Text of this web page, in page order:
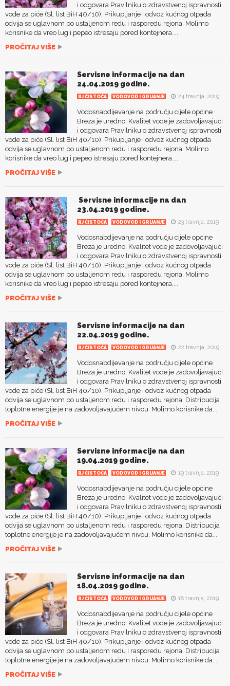
i odgovara Pravilniku o zdravstvenoj ispravnosti
vode za piće (Sl. list BiH 40/10). Prikupljanje i odvoz kućnog otpada
odvija se uglavnom po ustaljenom redu i rasporedu rejona. Molimo
korisnike da vreo lug i pepeo istresaju pored kontejnera....
PROČITAJ VIŠE
Servisne informacije na dan
24.04.2019 godine.
RJ ČISTOĆA VODOVOD I GRIJANJE 24 travnja, 2019
Vodosnabdijevanje na području cijele općine
Breza je uredno. Kvalitet vode je zadovoljavajući
i odgovara Pravilniku o zdravstvenoj ispravnosti
vode za piće (Sl. list BiH 40/10). Prikupljanje i odvoz kućnog otpada
odvija se uglavnom po ustaljenom redu i rasporedu rejona. Molimo
korisnike da vreo lug i pepeo istresaju pored kontejnera....
PROČITAJ VIŠE
Servisne informacije na dan
23.04.2019 godine.
RJ ČISTOĆA VODOVOD I GRIJANJE 23 travnja, 2019
Vodosnabdijevanje na području cijele općine
Breza je uredno. Kvalitet vode je zadovoljavajući
i odgovara Pravilniku o zdravstvenoj ispravnosti
vode za piće (Sl. list BiH 40/10). Prikupljanje i odvoz kućnog otpada
odvija se uglavnom po ustaljenom redu i rasporedu rejona. Molimo
korisnike da vreo lug i pepeo istresaju pored kontejnera....
PROČITAJ VIŠE
Servisne informacije na dan
22.04.2019 godine.
RJ ČISTOĆA VODOVOD I GRIJANJE 22 travnja, 2019
Vodosnabdijevanje na području cijele općine
Breza je uredno. Kvalitet vode je zadovoljavajući
i odgovara Pravilniku o zdravstvenoj ispravnosti
vode za piće (Sl. list BiH 40/10). Prikupljanje i odvoz kućnog otpada
odvija se uglavnom po ustaljenom redu i rasporedu rejona. Distribucija
toplotne energije je na zadovoljavajućem nivou. Molimo korisnike da...
PROČITAJ VIŠE
Servisne informacije na dan
19.04.2019 godine.
RJ ČISTOĆA VODOVOD I GRIJANJE 19 travnja, 2019
Vodosnabdijevanje na području cijele općine
Breza je uredno. Kvalitet vode je zadovoljavajući
i odgovara Pravilniku o zdravstvenoj ispravnosti
vode za piće (Sl. list BiH 40/10). Prikupljanje i odvoz kućnog otpada
odvija se uglavnom po ustaljenom redu i rasporedu rejona. Distribucija
toplotne energije je na zadovoljavajućem nivou. Molimo korisnike da...
PROČITAJ VIŠE
Servisne informacije na dan
18.04.2019 godine.
RJ ČISTOĆA VODOVOD I GRIJANJE 18 travnja, 2019
Vodosnabdijevanje na području cijele općine
Breza je uredno. Kvalitet vode je zadovoljavajući
i odgovara Pravilniku o zdravstvenoj ispravnosti
vode za piće (Sl. list BiH 40/10). Prikupljanje i odvoz kućnog otpada
odvija se uglavnom po ustaljenom redu i rasporedu rejona. Distribucija
toplotne energije je na zadovoljavajućem nivou. Molimo korisnike da...
PROČITAJ VIŠE